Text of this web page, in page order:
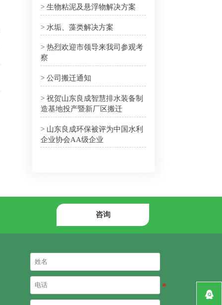
> 生物粘泥及悬浮物解决方案
> 水垢、藻类解决方案
> 热烈欢迎市领导来我司参观考
察
> 公司搬迁通知
> 祝贺山东良成智慧排水装备制
造基地投产暨新厂区搬迁
> 山东良成环保被评为中国水利
企业协会AA级企业
咨询
